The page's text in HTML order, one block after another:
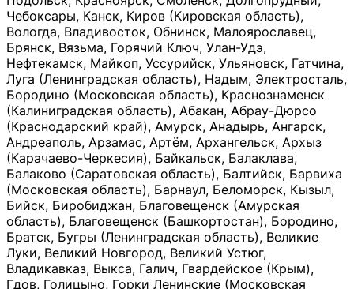
Чебоксары, Канск, Киров (Кировская область),
Вологда, Владивосток, Обнинск, Малоярославец,
Брянск, Вязьма, Горячий Ключ, Улан-Удэ,
Нефтекамск, Майкоп, Уссурийск, Ульяновск, Гатчина,
Луга (Ленинградская область), Надым, Электросталь,
Бородино (Московская область), Краснознаменск
(Калиниградская область), Абакан, Абрау-Дюрсо
(Краснодарский край), Амурск, Анадырь, Ангарск,
Андреаполь, Арзамас, Артём, Архангельск, Архыз
(Карачаево-Черкесия), Байкальск, Балаклава,
Балаково (Саратовская область), Балтийск, Барвиха
(Московская область), Барнаул, Беломорск, Кызыл,
Бийск, Биробиджан, Благовещенск (Амурская
область), Благовещенск (Башкортостан), Бородино,
Братск, Бугры (Ленинградская область), Великие
Луки, Великий Новгород, Великий Устюг,
Владикавказ, Выкса, Галич, Гвардейское (Крым),
Гдов, Голицыно, Горки Ленинские (Московская